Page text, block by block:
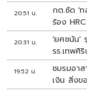
20:51 น.
กต.ซัด 'ท
ร้อง
20:31 น.
'ยศชนัน'
รร.เทพศิ
19:52 น.
ชมรมอา
เงิน สิ่งข
บ้านหนอ